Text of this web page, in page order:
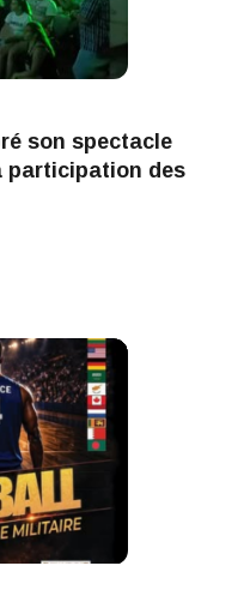
son spectacle
participation des